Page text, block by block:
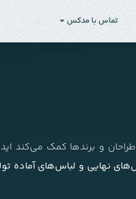
تماس با مدکس
و برندها کمک می‌کند
نهایی و لباس‌های آماده